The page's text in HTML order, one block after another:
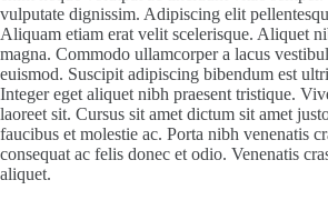
vulputate dignissim. Adipiscing elit
Aliquam etiam erat velit scelerisque. Aliquet
magna. Commodo ullamcorper a lacus
euismod. Suscipit adipiscing bibendum est
Integer eget aliquet nibh praesent tristique.
laoreet sit. Cursus sit amet dictum sit amet
faucibus et molestie ac. Porta nibh venenatis
consequat ac felis donec et odio. Venenatis
aliquet.